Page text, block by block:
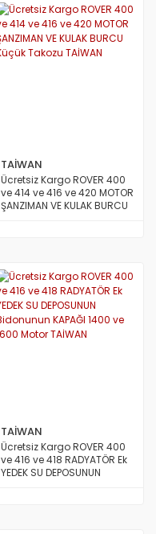
TAİWAN
Ücretsiz Kargo ROVER 400
ve 414 ve 416 ve 420 MOTOR
ŞANZIMAN VE KULAK BURCU
TAİWAN
Ücretsiz Kargo ROVER 400
ve 416 ve 418 RADYATÖR Ek
YEDEK SU DEPOSUNUN